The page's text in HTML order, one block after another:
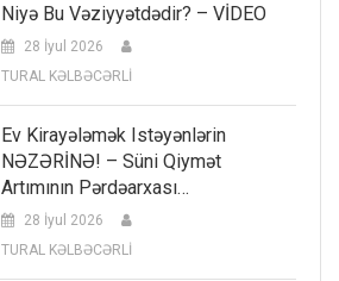
Niyə Bu Vəziyyətdədir? – VİDEO
28 İyul 2026
TURAL KƏLBƏCƏRLİ
Ev Kirayələmək Istəyənlərin
NƏZƏRİNƏ! – Süni Qiymət
Artımının Pərdəarxası…
28 İyul 2026
TURAL KƏLBƏCƏRLİ